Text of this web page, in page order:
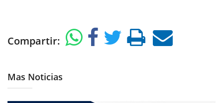
Compartir:
Mas Noticias